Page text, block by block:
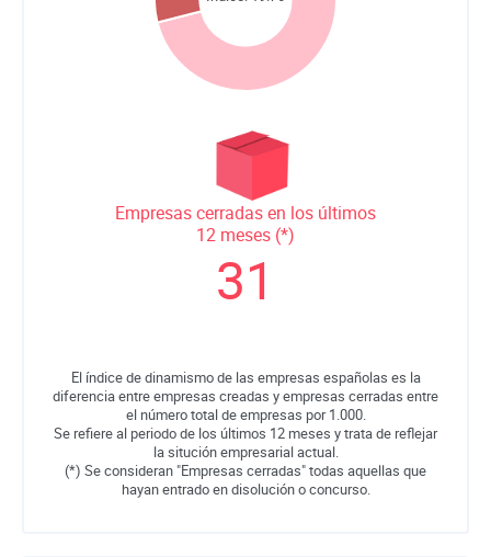
Empresas cerradas en los últimos
12 meses (*)
31
El índice de dinamismo de las empresas españolas es la
diferencia entre empresas creadas y empresas cerradas entre
el número total de empresas por 1.000.
Se refiere al periodo de los últimos 12 meses y trata de reflejar
la situción empresarial actual.
(*) Se consideran "Empresas cerradas" todas aquellas que
hayan entrado en disolución o concurso.